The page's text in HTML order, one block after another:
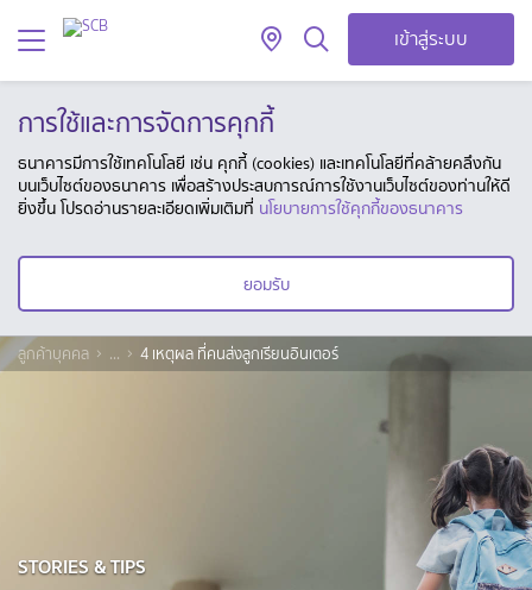
เข้าสู่ระบบ
การใช้และการจัดการคุกกี้
ธนาคารมีการใช้เทคโนโลยี เช่น คุกกี้ (cookies) และเทคโนโลยีที่คล้ายคลึงกัน
บนเว็บไซต์ของธนาคาร เพื่อสร้างประสบการณ์การใช้งานเว็บไซต์ของท่านให้ดี
ยิ่งขึ้น โปรดอ่านรายละเอียดเพิ่มเติมที่ นโยบายการใช้คุกกี้ของธนาคาร
ยอมรับ
ลูกค้าบุคคล ... 4 เหตุผล ที่คนส่งลูกเรียนอินเตอร์
STORIES & TIPS